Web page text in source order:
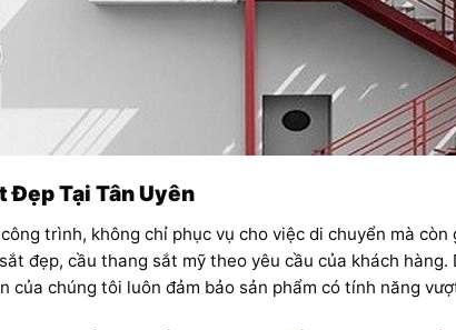
Đẹp Tại Tân Uyên
trình, không chỉ phục vụ cho việc di chuyển mà
đẹp, cầu thang sắt mỹ theo yêu cầu của khách
của chúng tôi luôn đảm bảo sản phẩm có tính năng